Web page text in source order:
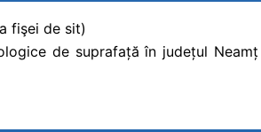
fişei de sit)
de suprafață în județul